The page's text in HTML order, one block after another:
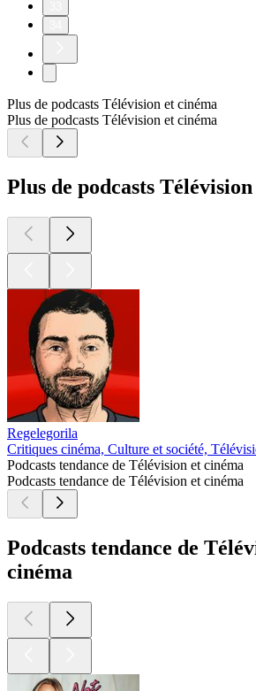
Plus de podcasts Télévision et cinéma
Plus de podcasts Télévision et cinéma
Plus de podcasts
Regelegorila
Critiques cinéma, Culture et société,
Podcasts tendance de Télévision et cinéma
Podcasts tendance de Télévision et cinéma
Podcasts tendance de
cinéma